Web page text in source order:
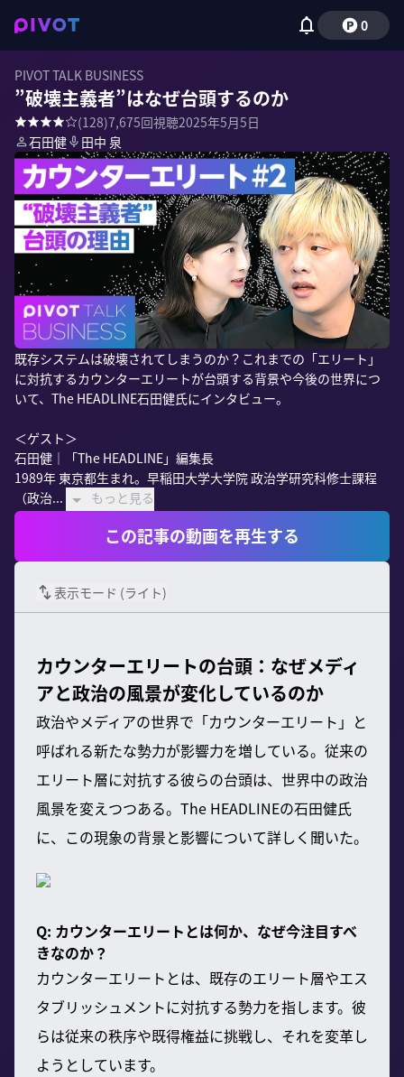
0
PIVOT TALK BUSINESS
”破壊主義者”はなぜ台頭するのか
(128)7,675回視聴2025年5月5日
石田健
田中 泉
既存システムは破壊されてしまうのか？これまでの「エリート」
に対抗するカウンターエリートが台頭する背景や今後の世界につ
いて、The HEADLINE石田健氏にインタビュー。
＜ゲスト＞
石田健｜「The HEADLINE」編集長
1989年 東京都生まれ。早稲田大学大学院 政治学研究科修士課程
（政治...
もっと見る
この記事の動画を再生する
表示モード (ライト)
カウンターエリートの台頭：なぜメディ
アと政治の風景が変化しているのか
政治やメディアの世界で「カウンターエリート」と
呼ばれる新たな勢力が影響力を増している。従来の
エリート層に対抗する彼らの台頭は、世界中の政治
風景を変えつつある。The HEADLINEの石田健氏
に、この現象の背景と影響について詳しく聞いた。
Q: カウンターエリートとは何か、なぜ今注目すべ
きなのか？
カウンターエリートとは、既存のエリート層やエス
タブリッシュメントに対抗する勢力を指します。彼
らは従来の秩序や既得権益に挑戦し、それを変革し
ようとしています。